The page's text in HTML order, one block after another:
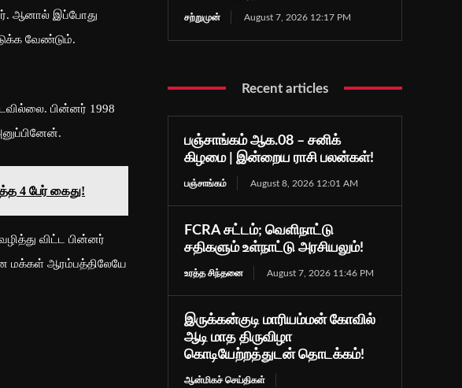
ஆனால் இப்போது
வேண்டும்.
பின்னர் 1998
4 பேர் கைது!
விட்ட பின்னர்
மக்கள் ஆரம்பத்திலேயே
சற்றுமுன் August 7, 2026 12:17 PM
Recent articles
பஞ்சாங்கம் ஆக.08 – சனிக்
கிழமை | இன்றைய ராசி பலன்கள்!
பஞ்சாங்கம் August 8, 2026 12:01 AM
FCRA சட்டம்; வெளிநாட்டு
சதிகளும் உள்நாட்டு அரசியலும்!
உரத்த சிந்தனை August 7, 2026 11:46 PM
இருக்கன்குடி மாரியம்மன் கோவில்
ஆடி மாத திருவிழா
கொடியேற்றத்துடன் தொடக்கம்!
ஆன்மிகச் செய்திகள்